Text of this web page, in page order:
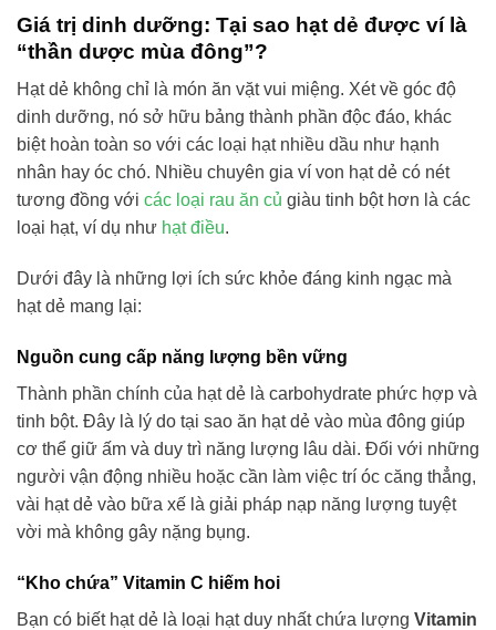
Giá trị dinh dưỡng: Tại sao hạt dẻ được ví là
“thần dược mùa đông”?
Hạt dẻ không chỉ là món ăn vặt vui miệng. Xét về góc độ
dinh dưỡng, nó sở hữu bảng thành phần độc đáo, khác
biệt hoàn toàn so với các loại hạt nhiều dầu như hạnh
nhân hay óc chó. Nhiều chuyên gia ví von hạt dẻ có nét
tương đồng với các loại rau ăn củ giàu tinh bột hơn là các
loại hạt, ví dụ như hạt điều.
Dưới đây là những lợi ích sức khỏe đáng kinh ngạc mà
hạt dẻ mang lại:
Nguồn cung cấp năng lượng bền vững
Thành phần chính của hạt dẻ là carbohydrate phức hợp và
tinh bột. Đây là lý do tại sao ăn hạt dẻ vào mùa đông giúp
cơ thể giữ ấm và duy trì năng lượng lâu dài. Đối với những
người vận động nhiều hoặc cần làm việc trí óc căng thẳng,
vài hạt dẻ vào bữa xế là giải pháp nạp năng lượng tuyệt
vời mà không gây nặng bụng.
“Kho chứa” Vitamin C hiếm hoi
Bạn có biết hạt dẻ là loại hạt duy nhất chứa lượng Vitamin